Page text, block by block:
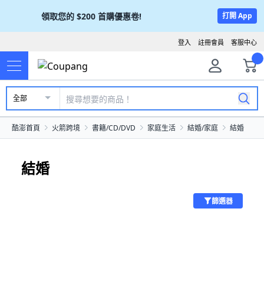
領取您的 $200 首購優惠卷! 打開 App
客服中心
註冊會員
登入
全部
酷澎首頁 火箭跨境 書籍/CD/DVD 家庭生活 結婚/家庭 結婚
結婚
篩選器